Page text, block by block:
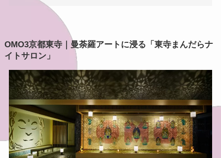
OMO3京都東寺｜曼荼羅アートに浸る「東寺まんだらナ
イトサロン」